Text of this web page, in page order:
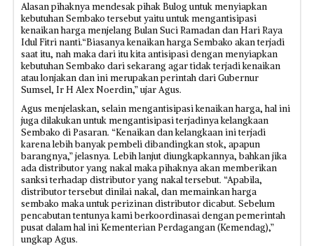
Alasan pihaknya mendesak pihak Bulog untuk menyiapkan
kebutuhan Sembako tersebut yaitu untuk mengantisipasi
kenaikan harga menjelang Bulan Suci Ramadan dan Hari Raya
Idul Fitri nanti.“Biasanya kenaikan harga Sembako akan terjadi
saat itu, nah maka dari itu kita antisipasi dengan menyiapkan
kebutuhan Sembako dari sekarang agar tidak terjadi kenaikan
atau lonjakan dan ini merupakan perintah dari Gubernur
Sumsel, Ir H Alex Noerdin,” ujar Agus.
Agus menjelaskan, selain mengantisipasi kenaikan harga, hal ini
juga dilakukan untuk mengantisipasi terjadinya kelangkaan
Sembako di Pasaran. “Kenaikan dan kelangkaan ini terjadi
karena lebih banyak pembeli dibandingkan stok, apapun
barangnya,” jelasnya. Lebih lanjut diungkapkannya, bahkan jika
ada distributor yang nakal maka pihaknya akan memberikan
sanksi terhadap distributor yang nakal tersebut. “Apabila,
distributor tersebut dinilai nakal, dan memainkan harga
sembako maka untuk perizinan distributor dicabut. Sebelum
pencabutan tentunya kami berkoordinasai dengan pemerintah
pusat dalam hal ini Kementerian Perdagangan (Kemendag),”
ungkap Agus.